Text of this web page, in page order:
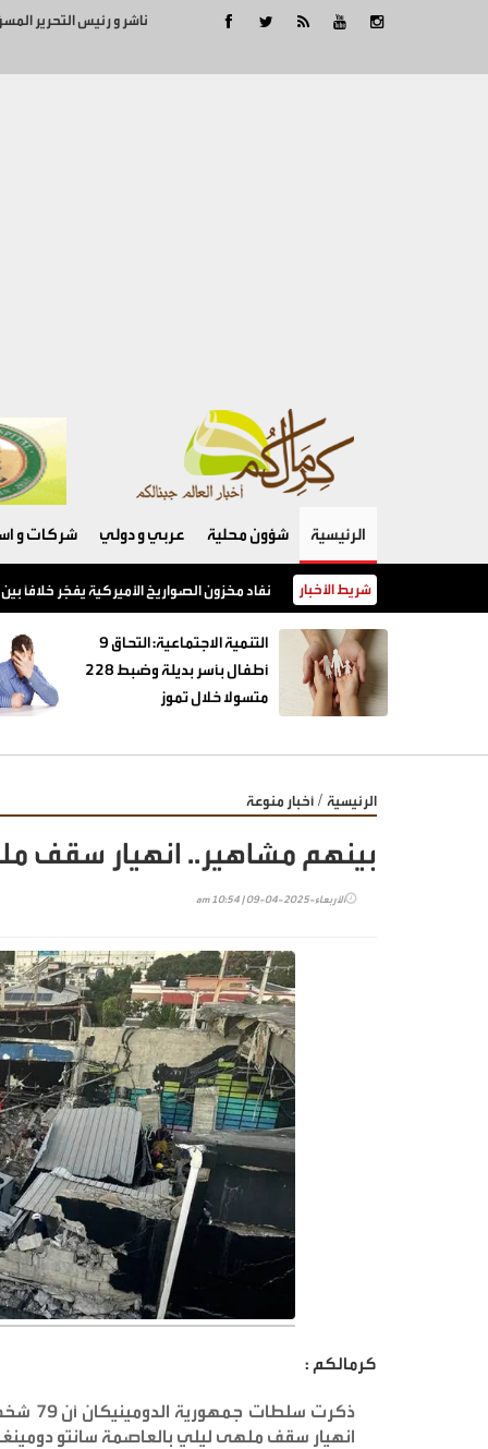
ناشر و رئيس التحرير
الرئيسية شؤون محلية عربي و دولي شركات و
شريط الأخبار نفاد مخزون الصواريخ الأميركية يفجّر خلافًا
‏التنمية الاجتماعية: التحاق 9
أطفال بأسر بديلة وضبط 228
متسولا خلال تموز
الرئيسية / أخبار منوعة
بينهم مشاهير.. انهيار سقف ملهي
الأربعاء-2025-04-09 | 10:54 am
كرمالكم :
انهيار سقف ملهى ليلي بالعاصمة سانتو دومينغو